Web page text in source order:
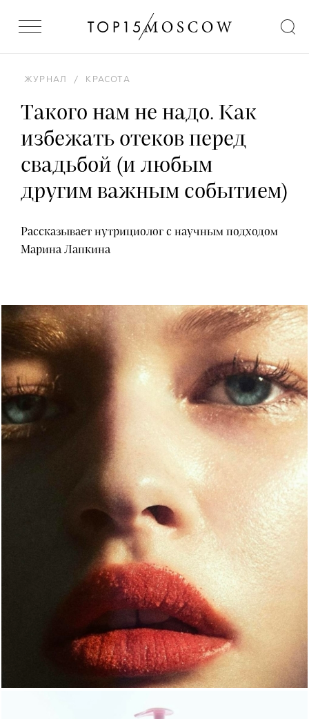
ЖУРНАЛ / КРАСОТА
Такого нам не надо. Как
избежать отеков перед
свадьбой (и любым
другим важным событием)
Рассказывает нутрициолог с научным подходом
Марина Лапкина